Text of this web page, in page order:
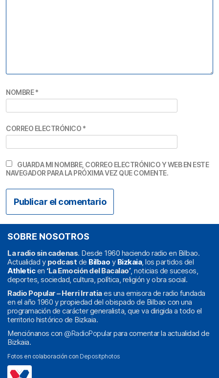
NOMBRE*
CORREO ELECTRÓNICO *
GUARDA MI NOMBRE, CORREO ELECTRÓNICO Y WEB EN ESTE
NAVEGADOR PARA LA PRÓXIMA VEZ QUE COMENTE.
SOBRE NOSOTROS
La radio sin cadenas. Desde 1960 haciendo radio en Bilbao.
Actualidad y podcast de Bilbao y Bizkaia, los partidos del
Athleticen ‘La Emoción del Bacalao’, noticias de sucesos,
deportes, sociedad, cultura, política, religión y obra social.
Radio Popular – Herri Irratiaes una emisora de radio fundada
en el año 1960 y propiedad del obispado de Bilbao con una
programación de carácter generalista, que va dirigida a todo el
territorio histórico de Bizkaia.
Menciónanos con @RadioPopularpara comentar la actualidad de
Bizkaia.
Fotos en colaboración con Depositphotos